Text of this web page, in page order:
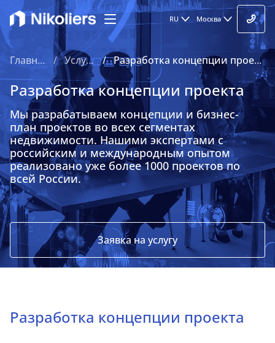
Услуги для застройщиков и девелоперов
Управление недвижимостью
Управление строительными проектами
Стратегический консалтинг
Оценка недвижимости и бизнеса
Аренда недвижимости
RU Москва
Главная Услуги Разработка концепции проекта
Разработка концепции проекта
Мы разрабатываем концепции и бизнес-
план проектов во всех сегментах
недвижимости. Нашими экспертами с
российским и международным опытом
реализовано уже более 1000 проектов по
всей России.
Заявка на услугу
Разработка концепции проекта